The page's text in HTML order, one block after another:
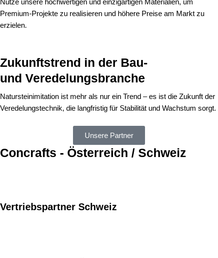
Nutze unsere hochwertigen und einzigartigen Materialien, um
Premium-Projekte zu realisieren und höhere Preise am Markt zu
erzielen.
Zukunftstrend in der Bau-
und Veredelungsbranche
Natursteinimitation ist mehr als nur ein Trend – es ist die Zukunft der
Veredelungstechnik, die langfristig für Stabilität und Wachstum sorgt.
Unsere Partner
Concrafts - Österreich / Schweiz
Vertriebspartner Schweiz